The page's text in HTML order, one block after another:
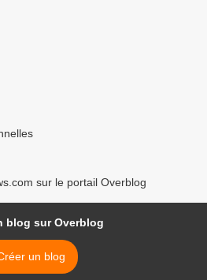
sur le portail Overblog
blog sur Overblog
un blog